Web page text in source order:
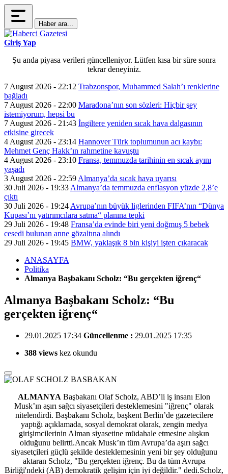
Haber ara...
Giriş Yap
Şu anda piyasa verileri güncelleniyor. Lütfen kısa bir süre sonra
tekrar deneyiniz.
7 August 2026 - 22:12 Trabzonspor, Muhammed Salah’ı renklerine
bağladı
7 August 2026 - 22:00 Maradona’nın son sözleri: Hiçbir şey
istemiyorum, hepsi bu
7 August 2026 - 21:43 İngiltere yeniden sıcak hava dalgasının
etkisine girecek
4 August 2026 - 23:14 Hannover Türk toplumunun acı kaybı:
Mehmet Genç Hakk’ın rahmetine kavuştu
4 August 2026 - 23:10 Fransa, temmuzda tarihinin en sıcak ayını
yaşadı
3 August 2026 - 22:59 Almanya’da sıcak hava uyarısı
30 Juli 2026 - 19:33 Almanya’da temmuzda enflasyon yüzde 2,8’e
çıktı
30 Juli 2026 - 19:24 Avrupa’nın büyük liglerinden FIFA’nın “Dünya
Kupası’nı yatırımcılara satma“ planına tepki
29 Juli 2026 - 19:48 Fransa’da evinde biri yeni doğmuş 5 bebek
cesedi bulunan anne gözaltına alındı
29 Juli 2026 - 19:45 BMW, yaklaşık 8 bin kişiyi işten çıkaracak
ANASAYFA
Politika
Almanya Başbakanı Scholz: “Bu gerçekten iğrenç“
Almanya Başbakanı Scholz: “Bu
gerçekten iğrenç“
29.01.2025 17:34 Güncellenme : 29.01.2025 17:35
388 views kez okundu
ALMANYA Başbakanı Olaf Scholz, ABD’li iş insanı Elon
Musk’ın aşırı sağcı siyasetçileri desteklemesini "iğrenç" olarak
nitelendirdi. Başbakanı Scholz, başkent Berlin’de gazetecilere
yaptığı açıklamada, sosyal demokrat olarak, zengin medya
girişimcilerinin Alman siyasetine müdahale etmesine alışkın
olduğunu belirtti.Ancak Musk’ın tüm Avrupa’da aşırı sağcı
siyasetçileri güçlü şekilde desteklemesinin yeni bir şey olduğunu
aktaran Scholz, "Bu gerçekten iğrenç. Bu da tüm Avrupa
Birliği'ndeki (AB) demokratik gelişim için iyi değildir." dedi.Scholz,